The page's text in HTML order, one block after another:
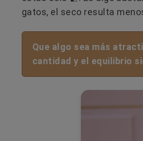
gatos, el seco resulta
Que algo sea más
cantidad y el equilibrio